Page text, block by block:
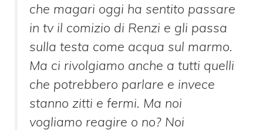
che magari oggi ha sentito passare
in tv il comizio di Renzi e gli passa
sulla testa come acqua sul marmo.
Ma ci rivolgiamo anche a tutti quelli
che potrebbero parlare e invece
stanno zitti e fermi. Ma noi
vogliamo reagire o no? Noi